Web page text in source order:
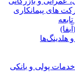
های پیمانکاری
پولی و بانکی